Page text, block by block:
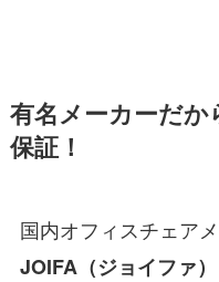
有名メーカーだ
保証！
国内オフィスチェア
JOIFA（ジョイファ）